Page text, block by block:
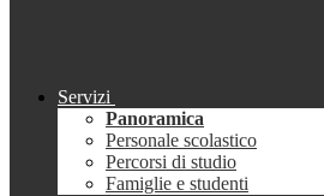
Servizi
Panoramica
Personale scolastico
Percorsi di studio
Famiglie e studenti